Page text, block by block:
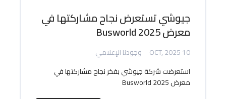
جيوشي تستعرض نجاح مشاركتها في
معرض Busworld 2025
10 OCT, 2025
وجودنا الإعلامي
استعرضت شركة جيوشي بفخر نجاح مشاركتها في
معرض Busworld 2025